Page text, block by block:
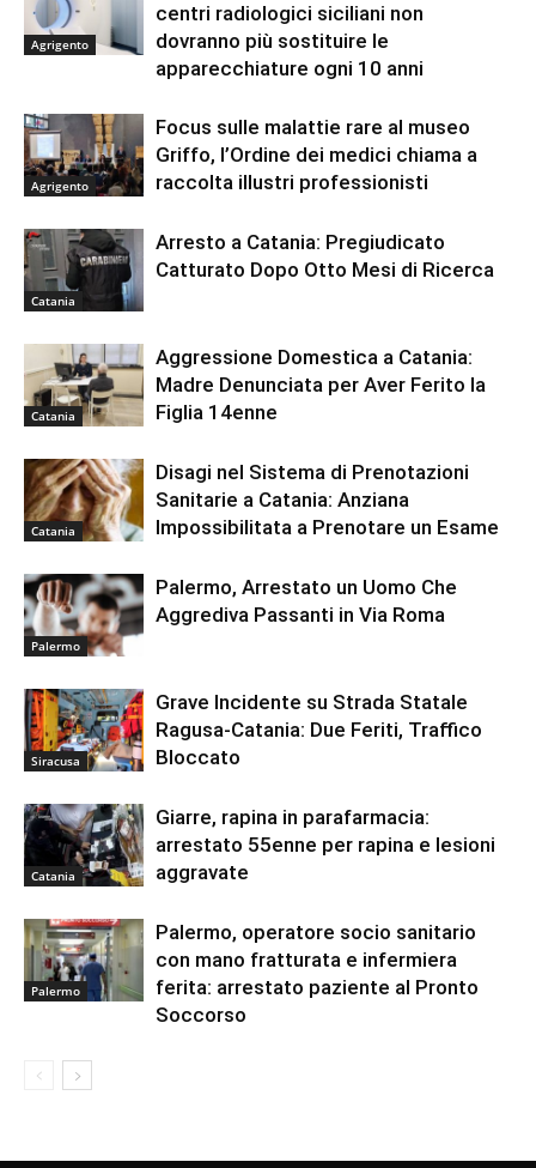
Agrigento
centri radiologici siciliani non
dovranno più sostituire le
apparecchiature ogni 10 anni
Agrigento
Focus sulle malattie rare al museo
Griffo, l’Ordine dei medici chiama a
raccolta illustri professionisti
Catania
Arresto a Catania: Pregiudicato
Catturato Dopo Otto Mesi di Ricerca
Catania
Aggressione Domestica a Catania:
Madre Denunciata per Aver Ferito la
Figlia 14enne
Catania
Disagi nel Sistema di Prenotazioni
Sanitarie a Catania: Anziana
Impossibilitata a Prenotare un Esame
Palermo
Palermo, Arrestato un Uomo Che
Aggrediva Passanti in Via Roma
Siracusa
Grave Incidente su Strada Statale
Ragusa-Catania: Due Feriti, Traffico
Bloccato
Catania
Giarre, rapina in parafarmacia:
arrestato 55enne per rapina e lesioni
aggravate
Palermo
Palermo, operatore socio sanitario
con mano fratturata e infermiera
ferita: arrestato paziente al Pronto
Soccorso